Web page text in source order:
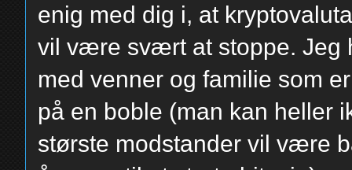
enig med dig i, at
vil være svært at stoppe. Jeg
med venner og familie som
på en boble (man kan heller
største modstander vil være